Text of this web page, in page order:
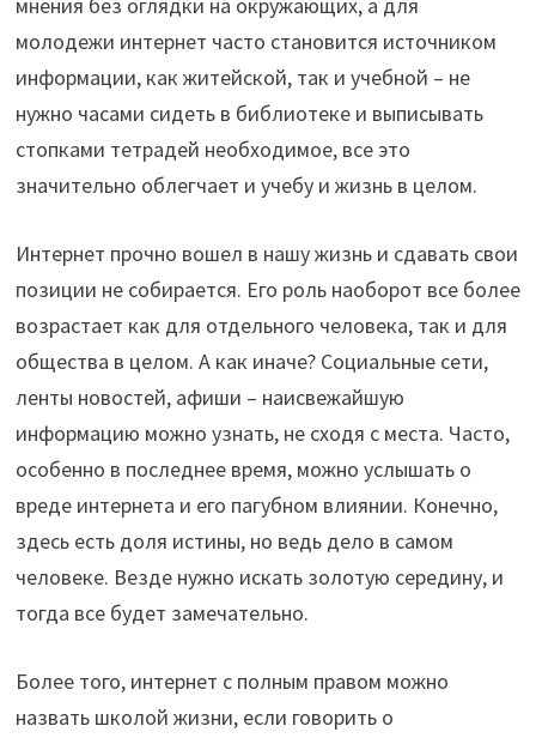
молодежи интернет часто становится источником
информации, как житейской, так и учебной – не
нужно часами сидеть в библиотеке и выписывать
стопками тетрадей необходимое, все это
значительно облегчает и учебу и жизнь в целом.
Интернет прочно вошел в нашу жизнь и сдавать свои
позиции не собирается. Его роль наоборот все более
возрастает как для отдельного человека, так и для
общества в целом. А как иначе? Социальные сети,
ленты новостей, афиши – наисвежайшую
информацию можно узнать, не сходя с места. Часто,
особенно в последнее время, можно услышать о
вреде интернета и его пагубном влиянии. Конечно,
здесь есть доля истины, но ведь дело в самом
человеке. Везде нужно искать золотую середину, и
тогда все будет замечательно.
Более того, интернет с полным правом можно
назвать школой жизни, если говорить о